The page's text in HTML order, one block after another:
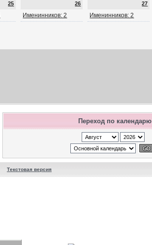
25 26
Именинников: 2
27
Именинников: 2
Переход по календарю
Текстовая версия